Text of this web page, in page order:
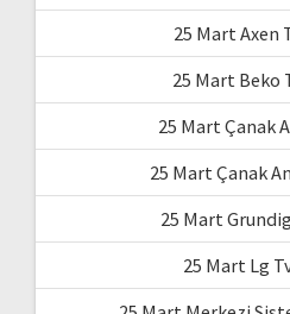
25 Mart Axen
25 Mart Beko
25 Mart Çanak
25 Mart Çanak
25 Mart
25 Mart Lg